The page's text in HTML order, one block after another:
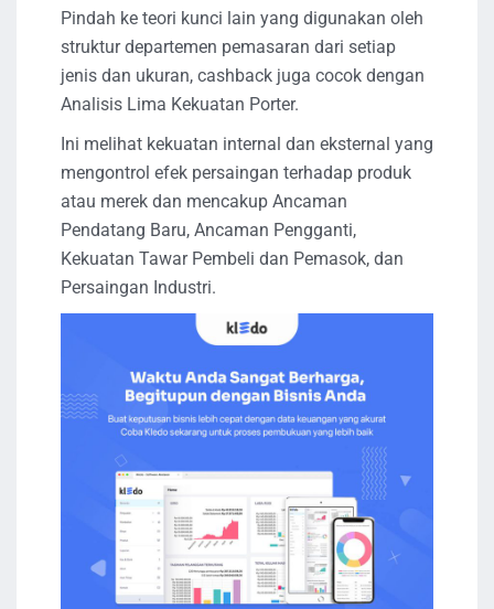
Pindah ke teori kunci lain yang digunakan oleh
struktur departemen pemasaran dari setiap
jenis dan ukuran, cashback juga cocok dengan
Analisis Lima Kekuatan Porter.
Ini melihat kekuatan internal dan eksternal yang
mengontrol efek persaingan terhadap produk
atau merek dan mencakup Ancaman
Pendatang Baru, Ancaman Pengganti,
Kekuatan Tawar Pembeli dan Pemasok, dan
Persaingan Industri.